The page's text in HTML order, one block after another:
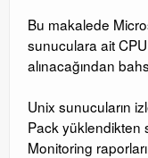
Bu makalede
sunuculara ait
alınacağından
Unix sunucuların
Pack yüklendikten
Monitoring